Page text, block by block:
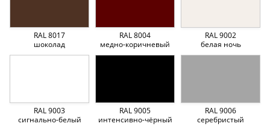
RAL 8017
шоколад
RAL 8004
медно-коричневый
RAL 9002
белая ночь
RAL 9003
сигнально-белый
RAL 9005
интенсивно-чёрный
RAL 9006
серебристый